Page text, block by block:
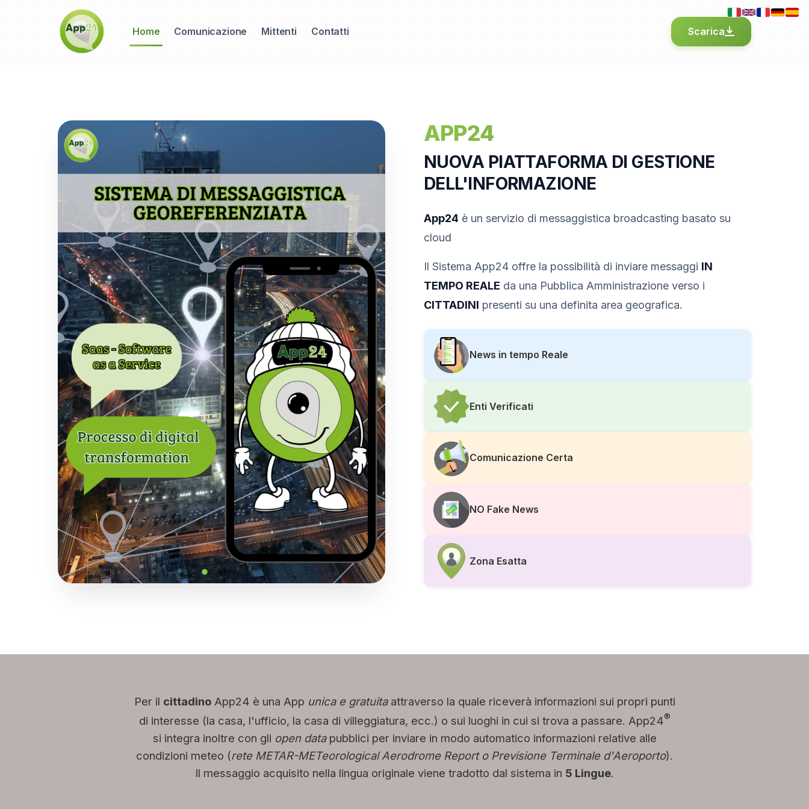
Home Comunicazione Mittenti Contatti Scarica
APP24
NUOVA PIATTAFORMA DI GESTIONE
DELL'INFORMAZIONE
App24 è un servizio di messaggistica broadcasting basato su
cloud
Il Sistema App24 offre la possibilità di inviare messaggi IN
TEMPO REALE da una Pubblica Amministrazione verso i
CITTADINI presenti su una definita area geografica.
News in tempo Reale
Enti Verificati
Comunicazione Certa
NO Fake News
Zona Esatta
Per il cittadinoApp24 è una App unica e gratuitaattraverso la quale riceverà informazioni sui propri punti
di interesse (la casa, l'ufficio, la casa di villeggiatura, ecc.) o sui luoghi in cui si trova a passare. App24®
si integra inoltre con gli open datapubblici per inviare in modo automatico informazioni relative alle
condizioni meteo (rete METAR-METeorological Aerodrome Report o Previsione Terminale d'Aeroporto).
Il messaggio acquisito nella lingua originale viene tradotto dal sistema in 5 Lingue.